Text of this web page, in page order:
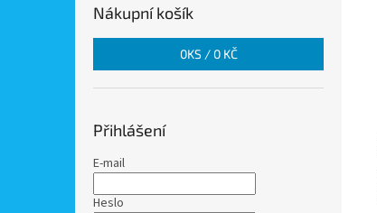
Nákupní košík
0KS / 0 KČ
Přihlášení
E-mail
Heslo